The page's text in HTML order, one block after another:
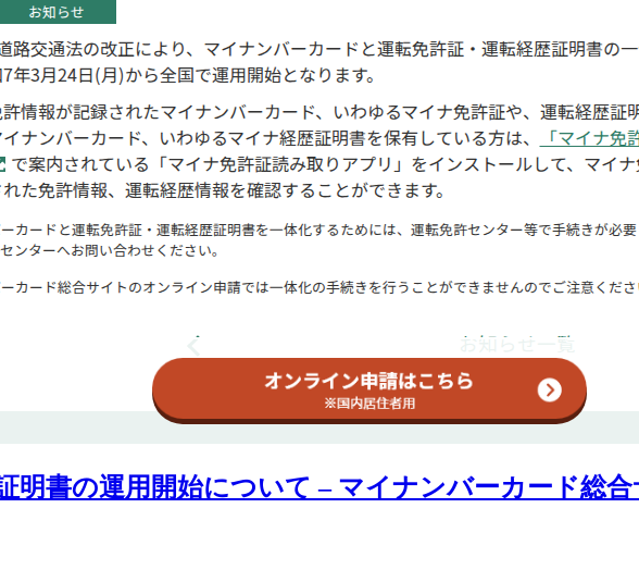
明書の運用開始について – マイナンバーカード総